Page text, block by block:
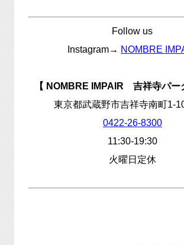
Follow us
Instagram→ NOMBRE
【 NOMBRE IMPAIR 吉祥寺パー
東京都武蔵野市吉祥寺南町1-
0422-26-8300
11:30-19:30
火曜日定休